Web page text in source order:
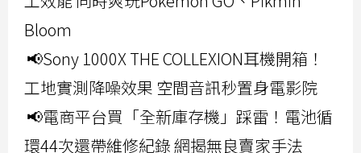
Bloom
📢Sony 1000X THE COLLEXION耳機開箱！
工地實測降噪效果 空間音訊秒置身電影院
📢電商平台買「全新庫存機」踩雷！電池循
環44次還帶維修紀錄 網揭無良賣家手法